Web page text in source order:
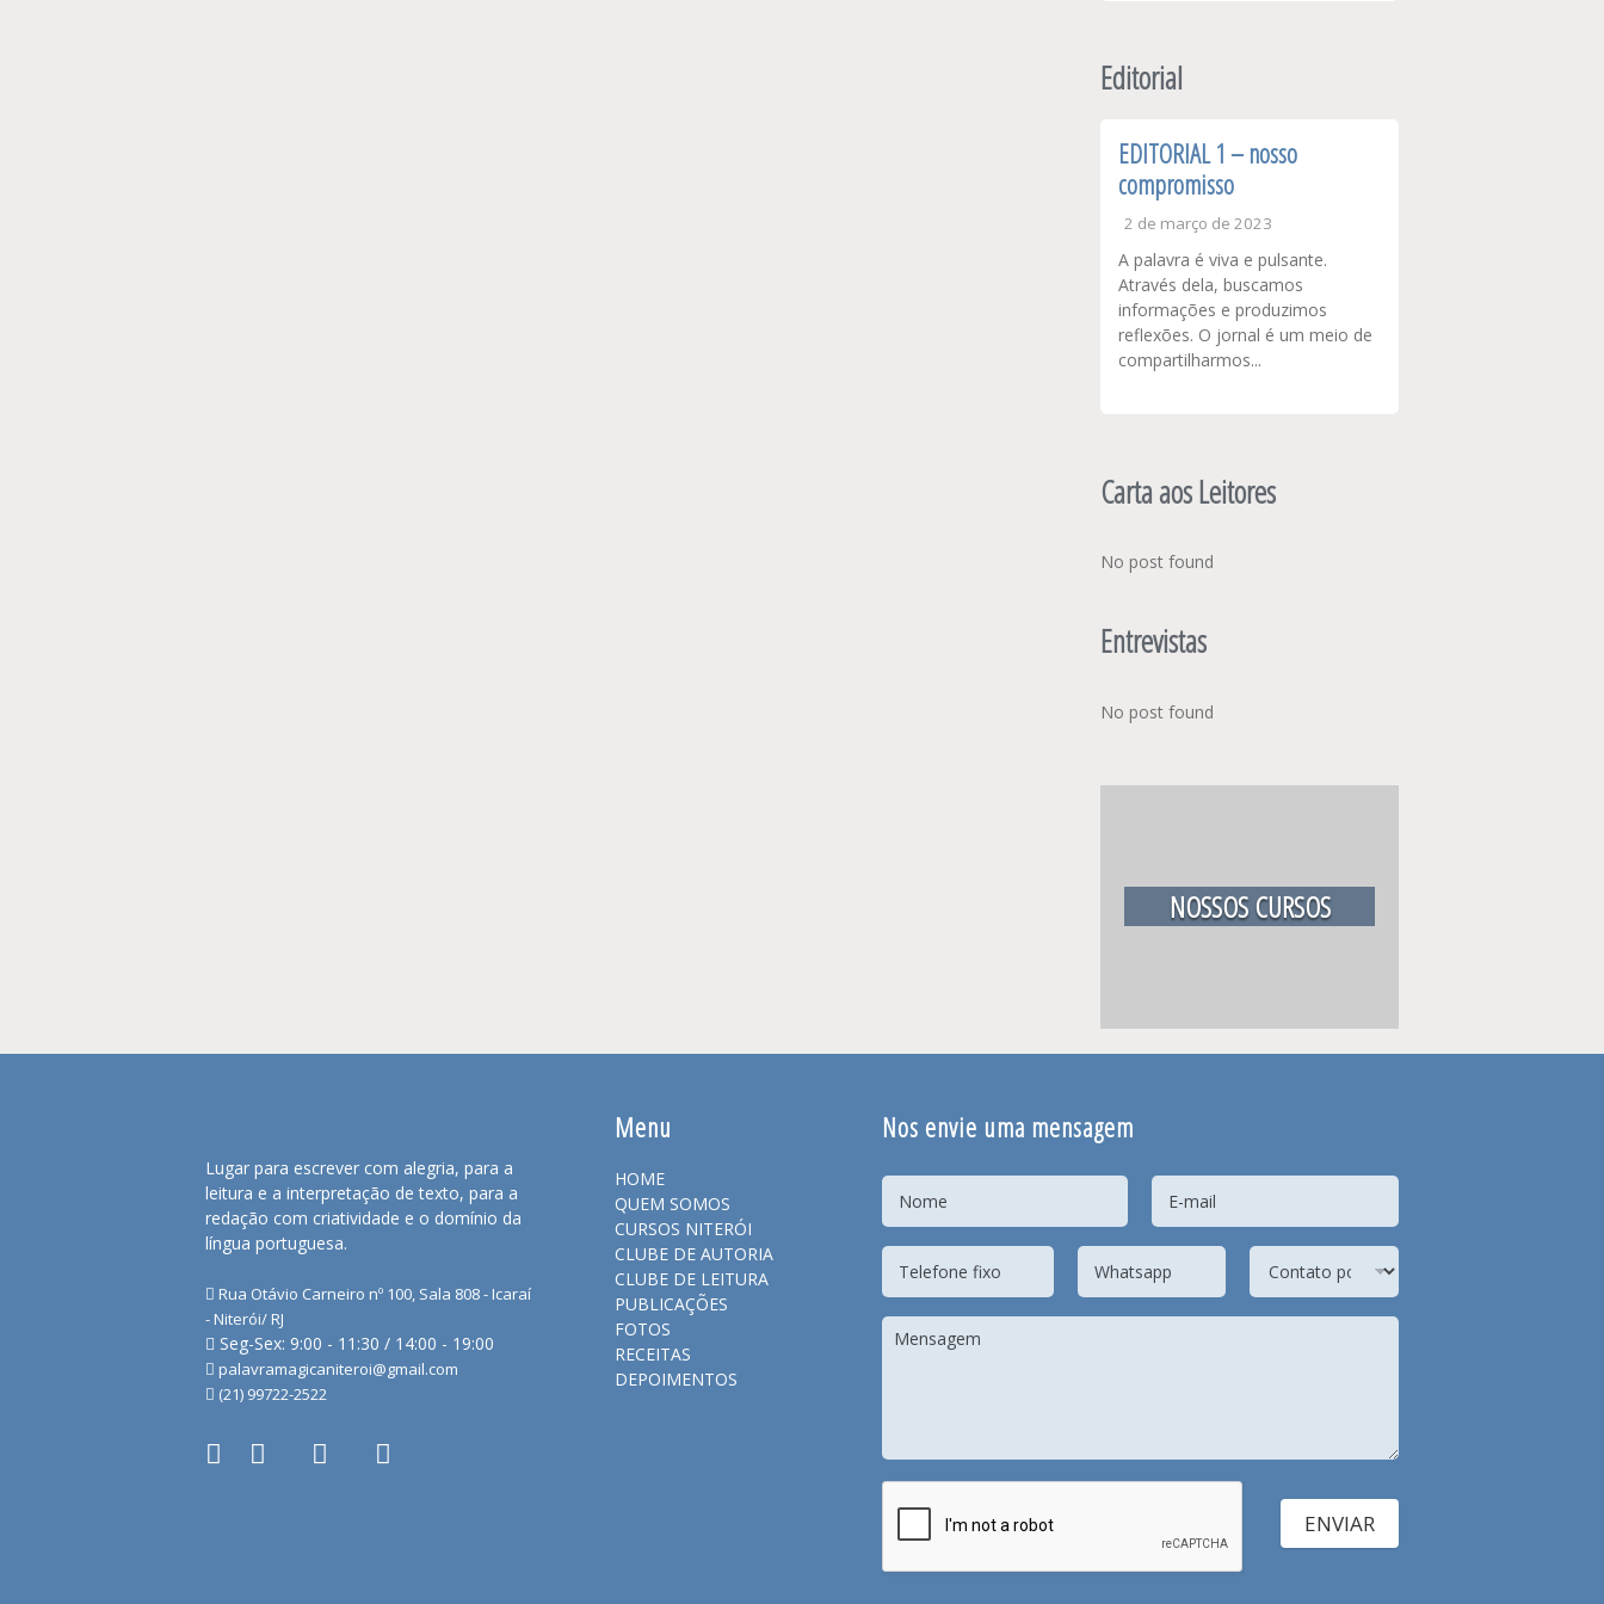
Editorial
EDITORIAL 1 – nosso
compromisso
2 de março de 2023
A palavra é viva e pulsante.
Através dela, buscamos
informações e produzimos
reflexões. O jornal é um meio de
compartilharmos...
Carta aos Leitores
No post found
Entrevistas
No post found
NOSSOS CURSOS
Lugar para escrever com alegria, para a
leitura e a interpretação de texto, para a
redação com criatividade e o domínio da
língua portuguesa.
Rua Otávio Carneiro nº 100, Sala 808 - Icaraí
- Niterói/ RJ
Seg-Sex: 9:00 - 11:30 / 14:00 - 19:00
palavramagicaniteroi@gmail.com
(21) 99722-2522
Menu
HOME
QUEM SOMOS
CURSOS NITERÓI
CLUBE DE AUTORIA
CLUBE DE LEITURA
PUBLICAÇÕES
FOTOS
RECEITAS
DEPOIMENTOS
Nos envie uma mensagem
ENVIAR